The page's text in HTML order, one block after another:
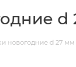
d
новогодние d 27 мм